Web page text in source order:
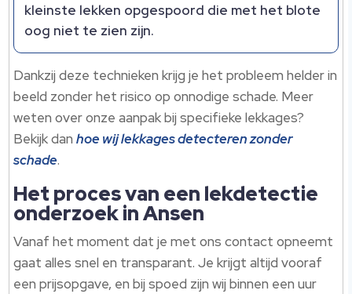
kleinste lekken opgespoord die met het blote
oog niet te zien zijn.​
Dankzij deze technieken krijg je het probleem helder in
beeld zonder het risico op onnodige schade.​ Meer
weten over onze aanpak bij specifieke lekkages?
Bekijk danhoe wij lekkages detecteren zonder
schade.​
Het proces van een lekdetectie
onderzoek in Ansen
Vanaf het moment dat je met ons contact opneemt
gaat alles snel en transparant.​ Je krijgt altijd vooraf
een prijsopgave, en bij spoed zijn wij binnen een uur